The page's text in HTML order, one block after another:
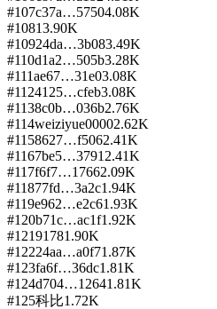
#107c37a…57504.08K
#10813.90K
#10924da…3b083.49K
#110d1a2…505b3.28K
#111ae67…31e03.08K
#1124125…cfeb3.08K
#1138c0b…036b2.76K
#114weiziyue00002.62K
#1158627…f5062.41K
#1167be5…3791 2.41K
#117f6f7…17662.09K
#11877fd…3a2c1.94K
#119e962…e2c61.93K
#120b71c…ac1f1.92K
#12191781.90K
#12224aa…a0f71.87K
#123fa6f…36dc1.81K
#124d704…12641.81K
#125科比1.72K